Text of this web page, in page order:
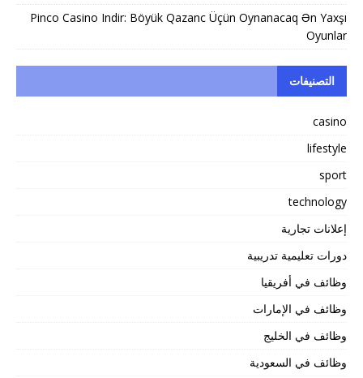
Pinco Casino Indir: Böyük Qazanc Üçün Oynanacaq Ən Yaxşı
Oyunlar
التصنيفات
casino
lifestyle
sport
technology
إعلانات تجارية
دورات تعليمية تدريبية
وظائف في أفريقيا
وظائف في الإمارات
وظائف في الخليج
وظائف في السعودية